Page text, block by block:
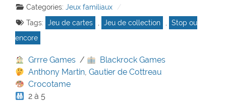
Categories: Jeux familiaux
Tags:
Jeu de cartes , Jeu de collection ,
Stop ou
encore
Grrre Games /
Blackrock Games
Anthony Martin,Gautier de Cottreau
Crocotame
2 à 5